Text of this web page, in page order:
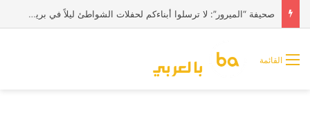
صحيفة “الميرور”: لا ترسلوا أبناءكم لحفلات الشواطئ ليلاً في بريطانيا
القائمة